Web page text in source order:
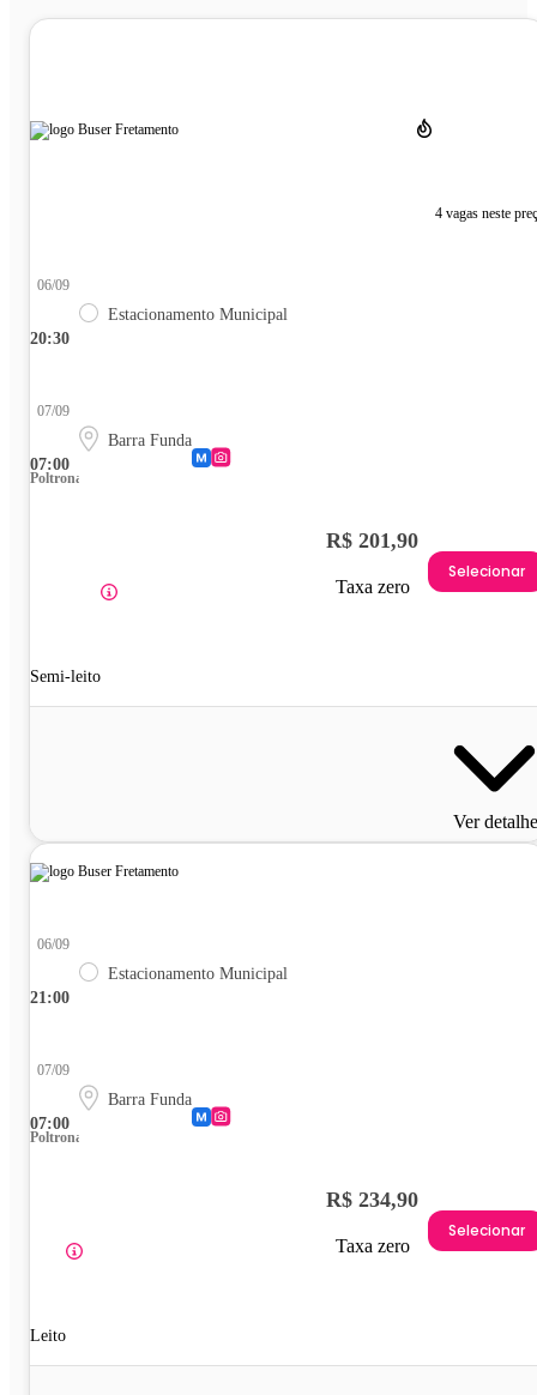
4 vagas neste
20:30
06/09
Estacionamento Municipal
07:00
07/09
Barra Funda
Poltrona
Semi-leito
R$ 201,90
Taxa zero
Selecionar
Ver
21:00
06/09
Estacionamento Municipal
07:00
07/09
Barra Funda
Poltrona
Leito
R$ 234,90
Taxa zero
Selecionar